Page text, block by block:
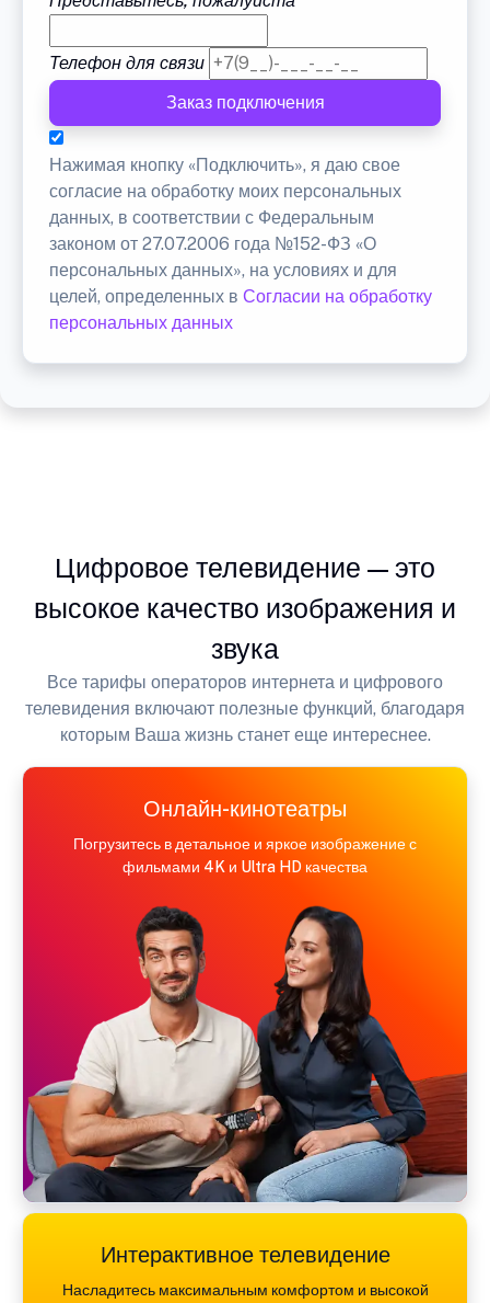
Телефон для связи
Заказ подключения
Нажимая кнопку «Подключить», я даю свое
согласие на обработку моих персональных
данных, в соответствии с Федеральным
законом от 27.07.2006 года №152-ФЗ «О
персональных данных», на условиях и для
целей, определенных в Согласии на обработку
персональных данных
Цифровое телевидение — это
высокое качество изображения и
звука
Все тарифы операторов интернета и цифрового
телевидения включают полезные функций, благодаря
которым Ваша жизнь станет еще интереснее.
Онлайн-кинотеатры
Погрузитесь в детальное и яркое изображение с
фильмами 4K и Ultra HD качества
Интерактивное телевидение
Насладитесь максимальным комфортом и высокой